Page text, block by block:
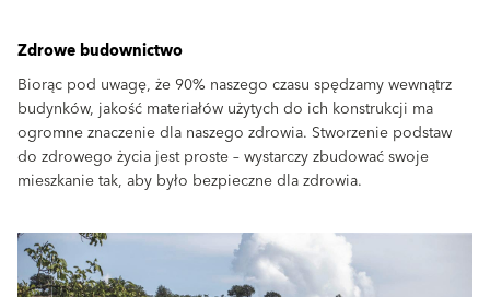
Zdrowe budownictwo
Biorąc pod uwagę, że 90% naszego czasu spędzamy wewnątrz
budynków, jakość materiałów użytych do ich konstrukcji ma
ogromne znaczenie dla naszego zdrowia. Stworzenie podstaw
do zdrowego życia jest proste – wystarczy zbudować swoje
mieszkanie tak, aby było bezpieczne dla zdrowia.